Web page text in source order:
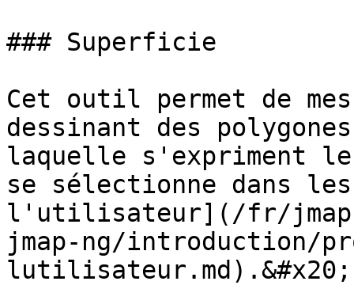
### Superficie
Cet outil permet de
dessinant des
laquelle s'expriment
se sélectionne dans
l'utilisateur](/fr/
jmap-ng/introduction/
lutilisateur.md).&#x20;